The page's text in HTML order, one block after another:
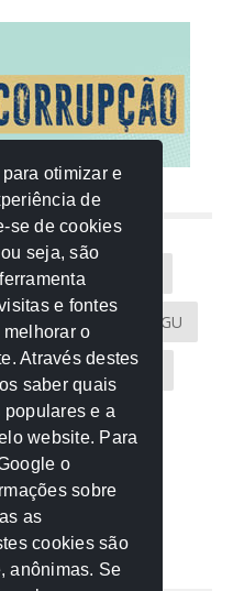
AMM
MT CGU
MT MPE-MT
PGE-MT PGR
otimizar e
de
se de cookies
seja, são
e fontes
o
Através destes
saber quais
e a
website. Para
o
sobre
as
cookies são
anônimas. Se